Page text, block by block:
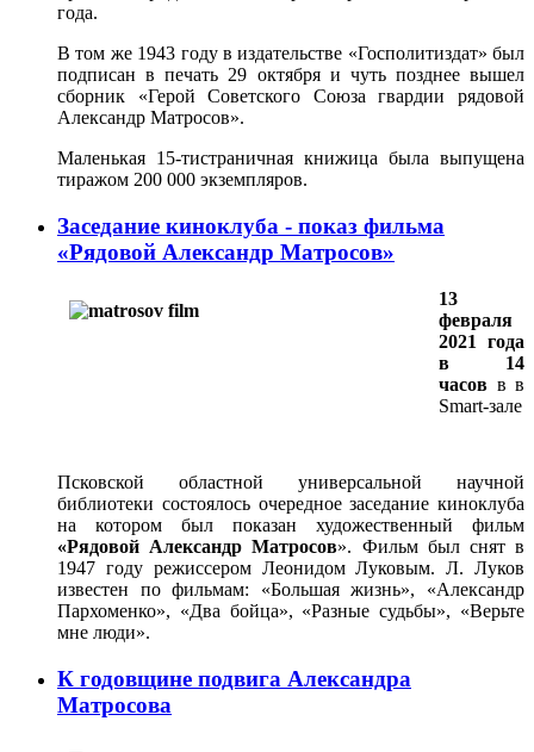
года.
В том же 1943 году в издательстве «Госполитиздат» был
подписан в печать 29 октября и чуть позднее вышел
сборник «Герой Советского Союза гвардии рядовой
Александр Матросов».
Маленькая 15-тистраничная книжица была выпущена
тиражом 200 000 экземпляров.
Заседание киноклуба - показ фильма
«Рядовой Александр Матросов»
13
февраля
2021 года
в 14
часов в в
Smart-зале
Псковской областной универсальной научной
библиотеки состоялось очередное заседание киноклуба
на котором был показан художественный фильм
«Рядовой Александр Матросов». Фильм был снят в
1947 году режиссером Леонидом Луковым. Л. Луков
известен по фильмам: «Большая жизнь», «Александр
Пархоменко», «Два бойца», «Разные судьбы», «Верьте
мне люди».
К годовщине подвига Александра
Матросова